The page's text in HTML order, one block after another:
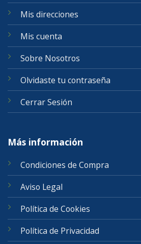
Mis direcciones
Mis cuenta
Sobre Nosotros
Olvidaste tu contraseña
Cerrar Sesión
Más información
Condiciones de Compra
Aviso Legal
Política de Cookies
Política de Privacidad